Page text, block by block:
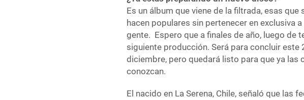
Es un álbum que viene de la filtrada, esas
hacen populares sin pertenecer en exclusiva
gente. Espero que a finales de año, luego de
siguiente producción. Será para concluir este
diciembre, pero quedará listo para que ya las
conozcan.
El nacido en La Serena, Chile, señaló que las